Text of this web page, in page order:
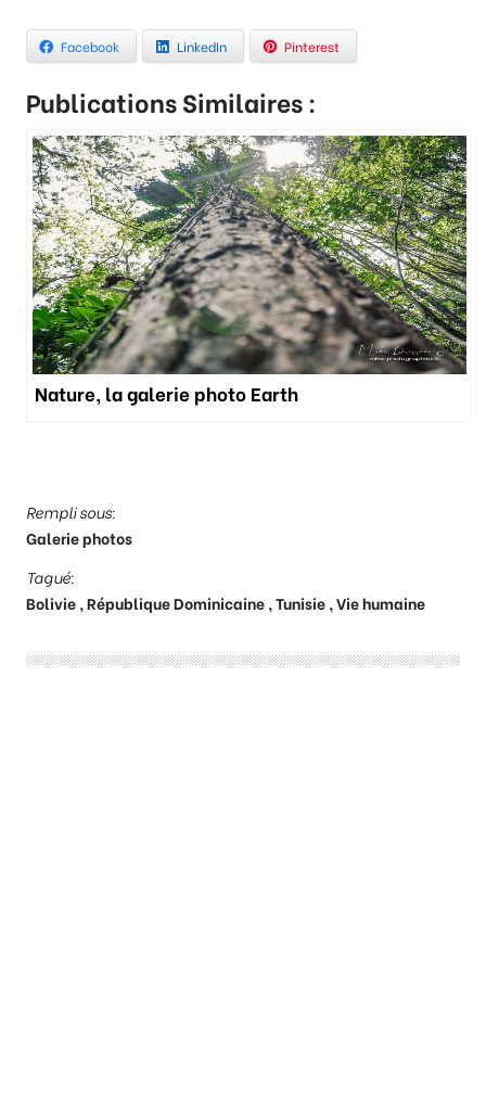
Facebook LinkedIn Pinterest
Publications Similaires :
Nature, la galerie photo Earth
Rempli sous:
Galerie photos
Tagué:
Bolivie République Dominicaine Tunisie Vie humaine